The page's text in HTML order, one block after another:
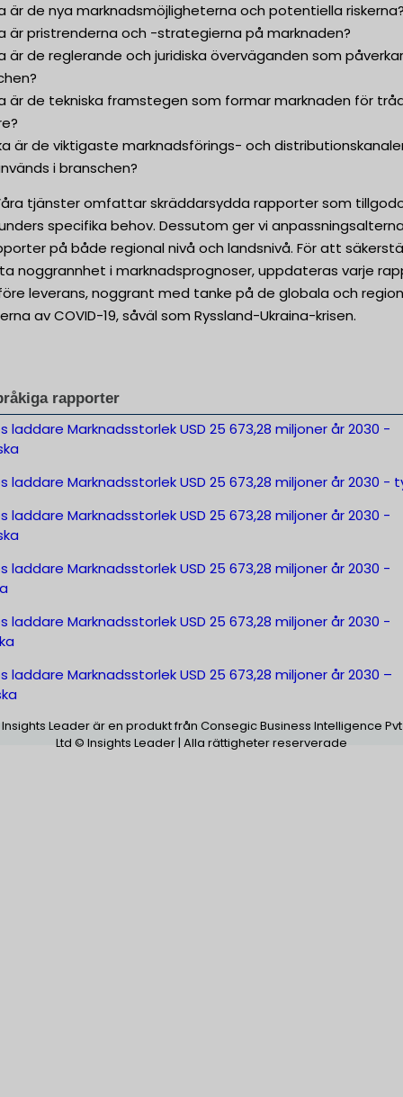
är de nya marknadsmöjligheterna och potentiella
är pristrenderna och -strategierna på marknaden?
är de reglerande och juridiska överväganden som påverkar
är de tekniska framstegen som formar marknaden för
är de viktigaste marknadsförings- och
i branschen?
tjänster omfattar skräddarsydda rapporter som
specifika behov. Dessutom ger vi
på både regional nivå och landsnivå. För att
noggrannhet i marknadsprognoser, uppdateras varje
leverans, noggrant med tanke på de globala och
av COVID-19, såväl som Ryssland-Ukraina-krisen.
rapporter
laddare Marknadsstorlek USD 25 673,28 miljoner år 2030 -
laddare Marknadsstorlek USD 25 673,28 miljoner år 2030 -
laddare Marknadsstorlek USD 25 673,28 miljoner år 2030 -
laddare Marknadsstorlek USD 25 673,28 miljoner år 2030 -
laddare Marknadsstorlek USD 25 673,28 miljoner år 2030 -
laddare Marknadsstorlek USD 25 673,28 miljoner år 2030 –
Insights Leader är en produkt från Consegic Business Intelligence Pvt
Ltd © Insights Leader | Alla rättigheter reserverade